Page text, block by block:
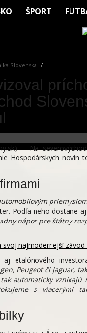
ŠPORT
Slovenska
– Na
Hospodárskych novín
Podľa neho dostane aj
nápor pre štátny
najmodernejší
etalónového
Peugeot či Jaguar,
automaticky
s viacerými